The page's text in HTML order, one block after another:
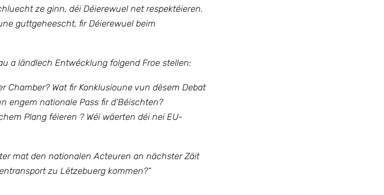
ze ginn, déi Déierewuel net respektéieren.
guttgeheescht, fir Déierewuel beim
a ländlech Entwécklung folgend Froe stellen:
Chamber? Wat fir Konklusioune vun dësem Debat
engem nationale Pass fir d‘Béischten?
Plang féieren ? Wéi wäerten déi nei EU-
mat den nationalen Acteuren an nächster Zäit
zu Lëtzebuerg kommen?“